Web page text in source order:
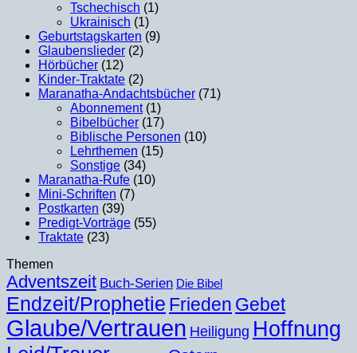
Tschechisch (1)
Ukrainisch (1)
Geburtstagskarten (9)
Glaubenslieder (2)
Hörbücher (12)
Kinder-Traktate (2)
Maranatha-Andachtsbücher (71)
Abonnement (1)
Bibelbücher (17)
Biblische Personen (10)
Lehrthemen (15)
Sonstige (34)
Maranatha-Rufe (10)
Mini-Schriften (7)
Postkarten (39)
Predigt-Vorträge (55)
Traktate (23)
Themen
Adventszeit Buch-Serien Die Bibel
Endzeit/Prophetie Frieden Gebet
Glaube/Vertrauen Heiligung Hoffnung